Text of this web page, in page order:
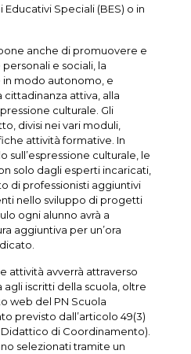
Speciali (BES) o in
anche di promuovere e
e sociali, la
modo autonomo, e
attiva, alla
culturale. Gli
divisi nei vari moduli,
attività formative. In
sull’espressione culturale, le
solo dagli esperti incaricati,
di professionisti aggiuntivi
nello sviluppo di progetti
ogni alunno avrà a
aggiuntiva per un’ora
attività avverrà attraverso
iscritti della scuola, oltre
web del PN Scuola
previsto dall’articolo 49(3)
di Coordinamento).
selezionati tramite un